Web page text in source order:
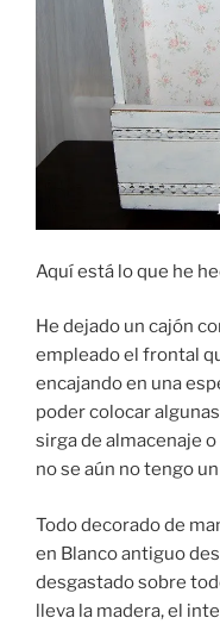
Aquí está lo que he
He dejado un cajón
empleado el frontal
encajando en una
poder colocar
sirga de almacenaje
no se aún no tengo
Todo decorado de
en Blanco antiguo
desgastado sobre
lleva la madera, el